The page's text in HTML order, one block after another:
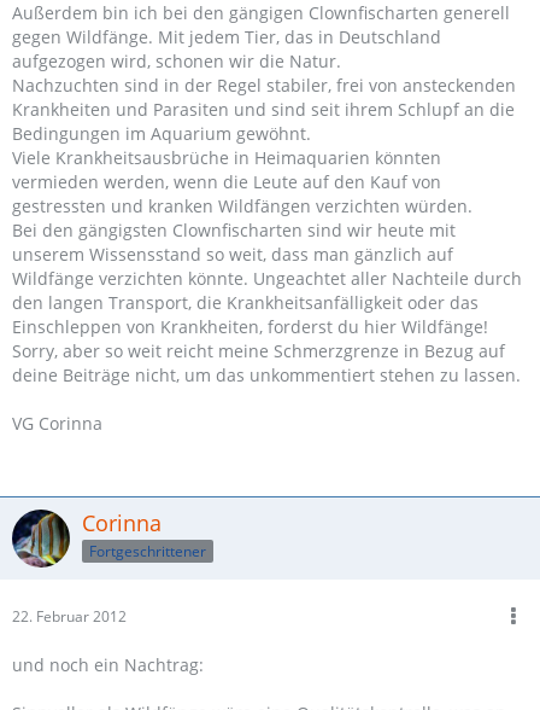
Außerdem bin ich bei den gängigen Clownfischarten generell
gegen Wildfänge. Mit jedem Tier, das in Deutschland
aufgezogen wird, schonen wir die Natur.
Nachzuchten sind in der Regel stabiler, frei von ansteckenden
Krankheiten und Parasiten und sind seit ihrem Schlupf an die
Bedingungen im Aquarium gewöhnt.
Viele Krankheitsausbrüche in Heimaquarien könnten
vermieden werden, wenn die Leute auf den Kauf von
gestressten und kranken Wildfängen verzichten würden.
Bei den gängigsten Clownfischarten sind wir heute mit
unserem Wissensstand so weit, dass man gänzlich auf
Wildfänge verzichten könnte. Ungeachtet aller Nachteile durch
den langen Transport, die Krankheitsanfälligkeit oder das
Einschleppen von Krankheiten, forderst du hier Wildfänge!
Sorry, aber so weit reicht meine Schmerzgrenze in Bezug auf
deine Beiträge nicht, um das unkommentiert stehen zu lassen.
VG Corinna
Corinna
Fortgeschrittener
22. Februar 2012
und noch ein Nachtrag: